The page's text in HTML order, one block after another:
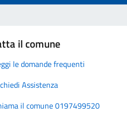
il comune
le domande frequenti
Assistenza
il comune 0197499520